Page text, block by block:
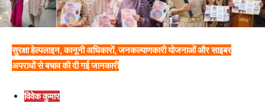
सुरक्षा हेल्पलाइन, कानूनी अधिकारों, जनकल्याणकारी योजनाओं और साइबर
अपराधों से बचाव की दी गई जानकारी
विवेक कुमार